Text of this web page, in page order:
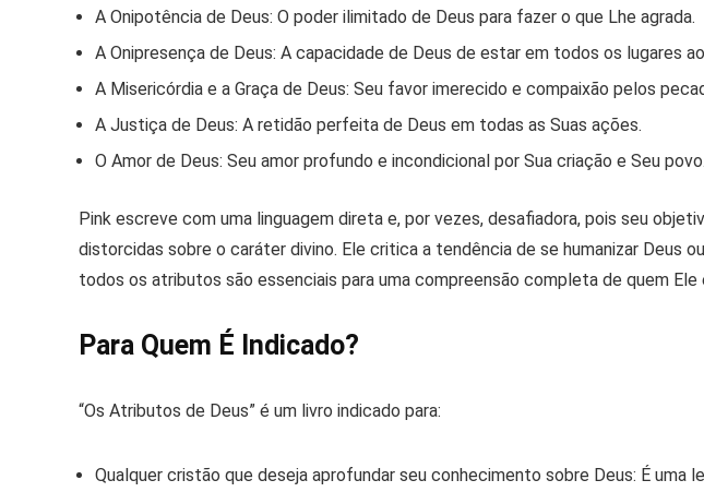
A Onipotência de Deus: O poder ilimitado de Deus para fazer o que Lhe agrada.
A Onipresença de Deus: A capacidade de Deus de estar em todos os lugares
A Misericórdia e a Graça de Deus: Seu favor imerecido e compaixão pelos
A Justiça de Deus: A retidão perfeita de Deus em todas as Suas ações.
O Amor de Deus: Seu amor profundo e incondicional por Sua criação e Seu povo.
Pink escreve com uma linguagem direta e, por vezes, desafiadora, pois seu
distorcidas sobre o caráter divino. Ele critica a tendência de se humanizar Deus
todos os atributos são essenciais para uma compreensão completa de quem Ele
Para Quem É Indicado?
“Os Atributos de Deus” é um livro indicado para:
Qualquer cristão que deseja aprofundar seu conhecimento sobre Deus: É uma